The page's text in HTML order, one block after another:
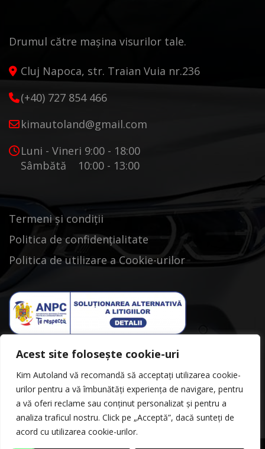
Acest site folosește cookie-uri
Kim Autoland vă recomandă să acceptați utilizarea cookie-
urilor pentru a vă îmbunătăți experiența de navigare, pentru
a vă oferi reclame sau conținut personalizat și pentru a
analiza traficul nostru. Click pe „Acceptă”, dacă sunteți de
acord cu utilizarea cookie-urilor.
Drumul către mașina visurilor tale.
Cluj Napoca, str. Traian Vuia nr.236
(+40) 727 854 466
kimautoland@gmail.com
Luni - Vineri 9:00 - 18:00
Sâmbătă 10:00 - 13:00
Termeni și condiții
Politica de confidențialitate
Politica de utilizare a Cookie-urilor